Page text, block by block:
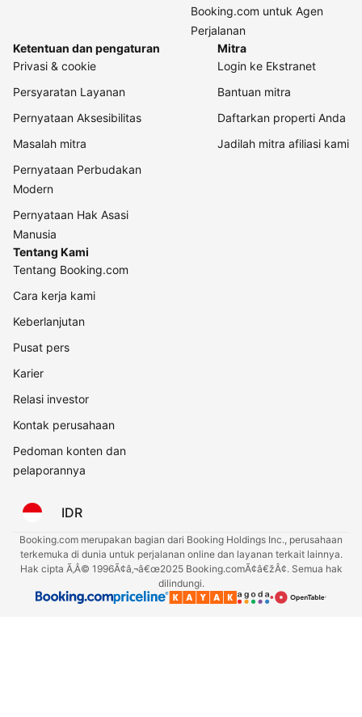
Booking.com untuk Agen
Perjalanan
Ketentuan dan pengaturan
Privasi & cookie
Persyaratan Layanan
Pernyataan Aksesibilitas
Masalah mitra
Pernyataan Perbudakan
Modern
Pernyataan Hak Asasi
Manusia
Mitra
Login ke Ekstranet
Bantuan mitra
Daftarkan properti Anda
Jadilah mitra afiliasi kami
Tentang Kami
Tentang Booking.com
Cara kerja kami
Keberlanjutan
Pusat pers
Karier
Relasi investor
Kontak perusahaan
Pedoman konten dan
pelaporannya
IDR
Booking.com merupakan bagian dari Booking Holdings Inc., perusahaan
terkemuka di dunia untuk perjalanan online dan layanan terkait lainnya.
Hak cipta Ã‚Â© 1996Ã¢â‚¬â€œ2025 Booking.comÃ¢â€žÂ¢. Semua hak
dilindungi.